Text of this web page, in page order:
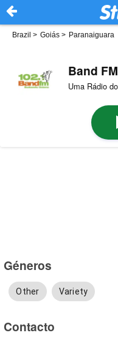
Brazil > Goiás > Paranaiguara
Band
Uma Rádio
Géneros
Other Variety
Contacto